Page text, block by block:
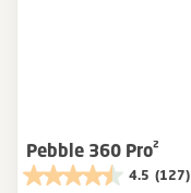
Pebble 360 Pro²
4.5 (127)